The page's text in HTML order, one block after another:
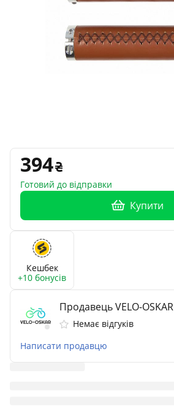
394
Готовий до відправки
Купити
Кешбек
+10 бонусів
Продавець VELO-OSKAR
Немає відгуків
Написати продавцю